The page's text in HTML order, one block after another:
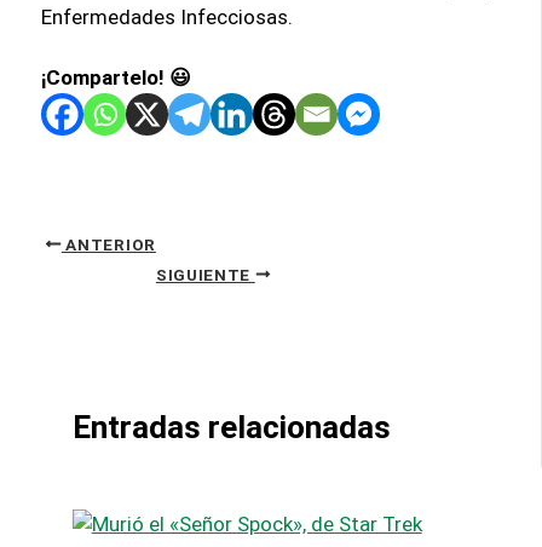
Enfermedades Infecciosas.
¡Compartelo! 😃
ANTERIOR
SIGUIENTE
Entradas relacionadas